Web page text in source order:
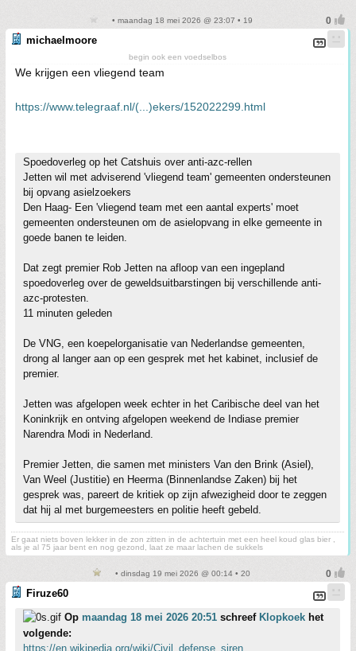
• maandag 18 mei 2026 @ 23:07 • 19
michaelmoore
begin ook een voedselbos
We krijgen een vliegend team
https://www.telegraaf.nl/(...)ekers/152022299.html
Spoedoverleg op het Catshuis over anti-azc-rellen
Jetten wil met adviserend 'vliegend team' gemeenten ondersteunen
bij opvang asielzoekers
Den Haag- Een 'vliegend team met een aantal experts' moet
gemeenten ondersteunen om de asielopvang in elke gemeente in
goede banen te leiden.
Dat zegt premier Rob Jetten na afloop van een ingepland
spoedoverleg over de geweldsuitbarstingen bij verschillende anti-
azc-protesten.
11 minuten geleden
De VNG, een koepelorganisatie van Nederlandse gemeenten,
drong al langer aan op een gesprek met het kabinet, inclusief de
premier.
Jetten was afgelopen week echter in het Caribische deel van het
Koninkrijk en ontving afgelopen weekend de Indiase premier
Narendra Modi in Nederland.
Premier Jetten, die samen met ministers Van den Brink (Asiel),
Van Weel (Justitie) en Heerma (Binnenlandse Zaken) bij het
gesprek was, pareert de kritiek op zijn afwezigheid door te zeggen
dat hij al met burgemeesters en politie heeft gebeld.
Er gaat niets boven lekker in de zon zitten in de achtertuin met een heel koud glas bier ,
als je al 75 jaar bent en nog gezond, laat ze maar lachen de sukkels
• dinsdag 19 mei 2026 @ 00:14 • 20
Firuze60
Op maandag 18 mei 2026 20:51 schreef Klopkoek het
volgende:
https://en.wikipedia.org/wiki/Civil_defense_siren